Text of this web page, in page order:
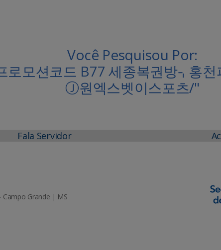
Você Pesquisou Por:
로모션코드 B77 세종복권방⌍홍
Ⓙ원엑스벳이스포츠/"
Fala Servidor
Campo Grande | MS